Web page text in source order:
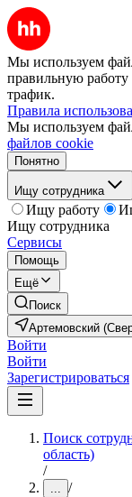
Мы используем
правильную работу
трафик.
Правила
Мы используем
файлов cookie
Понятно
Ищу сотрудника
Ищу работу
Ищу сотрудника
Сервисы
Помощь
Ещё
Поиск
Артемовский
Войти
Войти
Зарегистрироваться
Поиск
область)
/
... /